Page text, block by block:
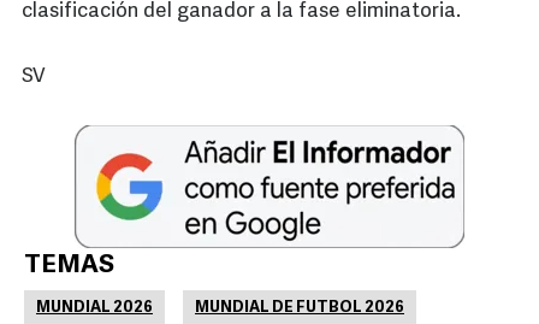
clasificación del ganador a la fase eliminatoria.
SV
TEMAS
MUNDIAL 2026 MUNDIAL DE FUTBOL 2026